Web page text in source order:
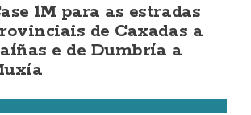
1M para as estradas
de Caxadas a
e de Dumbría a